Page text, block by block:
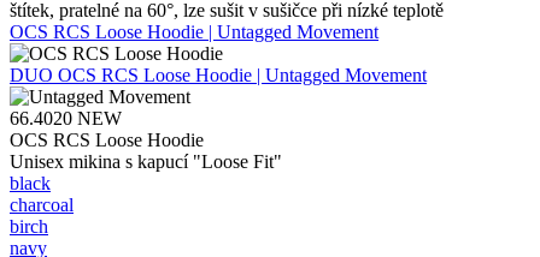
štítek, pratelné na 60°, lze sušit v sušičce při nízké teplotě
OCS RCS Loose Hoodie | Untagged Movement
DUO OCS RCS Loose Hoodie | Untagged Movement
66.4020 NEW
OCS RCS Loose Hoodie
Unisex mikina s kapucí "Loose Fit"
black
charcoal
birch
navy